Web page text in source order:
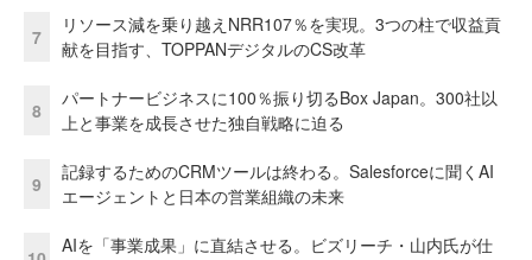
7
リソース減を乗り越えNRR107％を実現。3つの柱で収益貢
献を目指す、TOPPANデジタルのCS改革
8
パートナービジネスに100％振り切るBox Japan。300社以
上と事業を成長させた独自戦略に迫る
9
記録するためのCRMツールは終わる。Salesforceに聞くAI
エージェントと日本の営業組織の未来
AIを「事業成果」に直結させる。ビズリーチ・山内氏が仕